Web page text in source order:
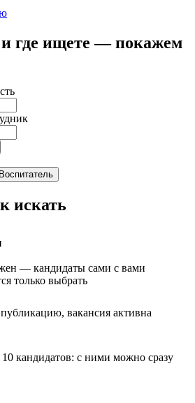
где ищете — покажем
Воспитатель
искать
— кандидаты сами с вами
только выбрать
вакансия активна
кандидатов: с ними можно сразу